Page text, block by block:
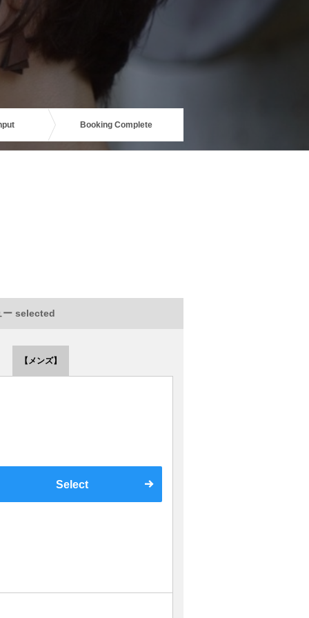
Booking Complete
ー selected
【メンズ】
Select